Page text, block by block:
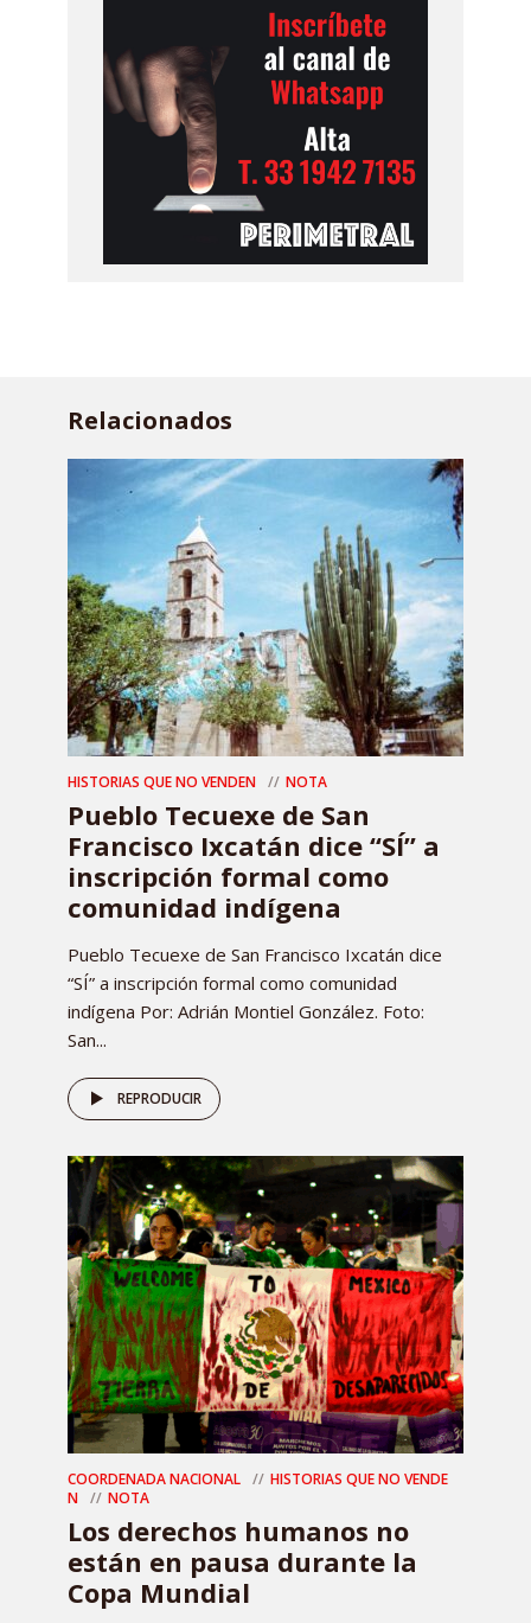
Relacionados
HISTORIAS QUE NO VENDEN NOTA
Pueblo Tecuexe de San
Francisco Ixcatán dice “SÍ” a
inscripción formal como
comunidad indígena
Pueblo Tecuexe de San Francisco Ixcatán dice
“SÍ” a inscripción formal como comunidad
indígena Por: Adrián Montiel González. Foto:
San...
REPRODUCIR
COORDENADA NACIONAL
HISTORIAS QUE NO VENDE
N
NOTA
Los derechos humanos no
están en pausa durante la
Copa Mundial